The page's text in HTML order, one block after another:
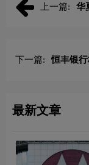
上一篇: 华
下一篇: 恒丰银
最新文章